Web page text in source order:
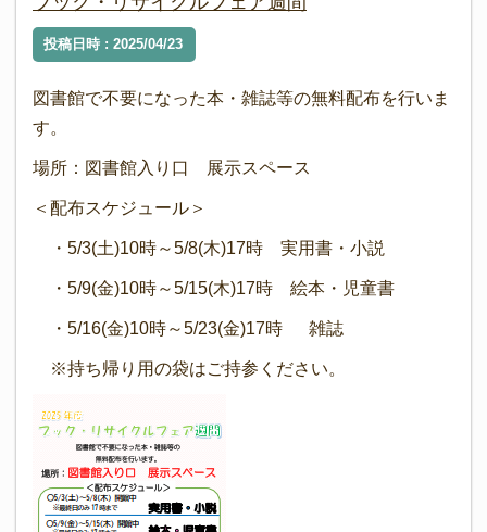
投稿日時 : 2025/04/23
図書館で不要になった本・雑誌等の無料配布を行いま
す。
場所：図書館入り口 展示スペース
＜配布スケジュール＞
・5/3(土)10時～5/8(木)17時 実用書・小説
・5/9(金)10時～5/15(木)17時 絵本・児童書
・5/16(金)10時～5/23(金)17時 雑誌
※持ち帰り用の袋はご持参ください。